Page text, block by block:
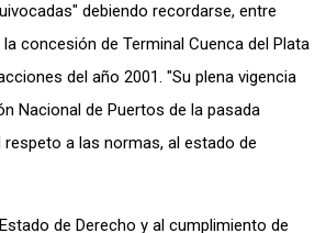
debiendo recordarse, entre
concesión de Terminal Cuenca del Plata
del año 2001. "Su plena vigencia
Nacional de Puertos de la pasada
a las normas, al estado de
de Derecho y al cumplimiento de